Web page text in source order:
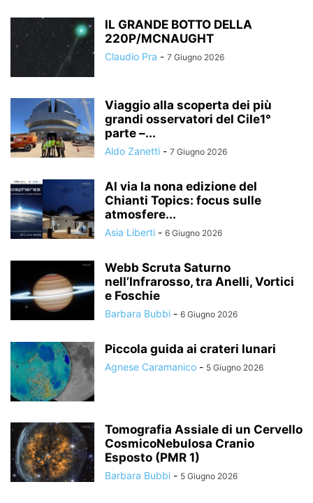
IL GRANDE BOTTO DELLA
220P/MCNAUGHT
Claudio Pra - 7 Giugno 2026
Viaggio alla scoperta dei più
grandi osservatori del Cile1°
parte –...
Aldo Zanetti - 7 Giugno 2026
Al via la nona edizione del
Chianti Topics: focus sulle
atmosfere...
Asia Liberti - 6 Giugno 2026
Webb Scruta Saturno
nell’Infrarosso, tra Anelli, Vortici
e Foschie
Barbara Bubbi - 6 Giugno 2026
Piccola guida ai crateri lunari
Agnese Caramanico - 5 Giugno 2026
Tomografia Assiale di un Cervello
CosmicoNebulosa Cranio
Esposto (PMR 1)
Barbara Bubbi - 5 Giugno 2026